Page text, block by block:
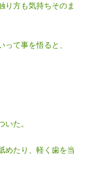
り方も気持ちそのま
て事を悟ると、
た。
めたり、軽く歯を当